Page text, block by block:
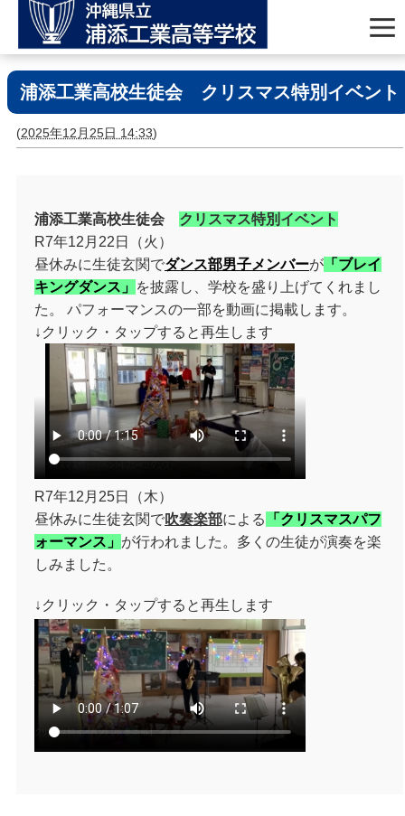
浦添工業高校生徒会 クリスマス特別イベント
(2025年12月25日 14:33)
浦添工業高校生徒会 クリスマス特別イベント
R7年12月22日（火）
昼休みに生徒玄関でダンス部男子メンバーが 「ブレイ
キングダンス」 を披露し、学校を盛り上げてくれまし
た。 パフォーマンスの一部を動画に掲載します。
↓クリック・タップすると再生します
R7年12月25日（木）
昼休みに生徒玄関で吹奏楽部による
「クリスマスパフ
ォーマンス」 が行われました。多くの生徒が演奏を楽
しみました。
↓クリック・タップすると再生します